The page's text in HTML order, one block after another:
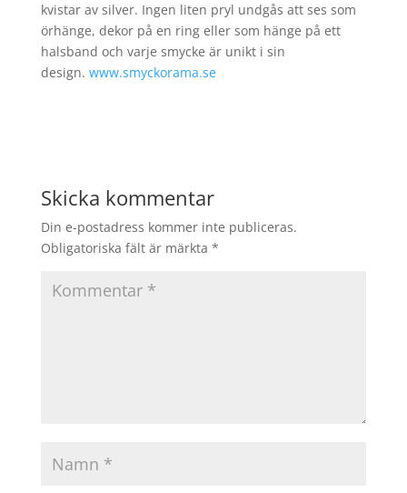
kvistar av silver. Ingen liten pryl undgås att ses som
örhänge, dekor på en ring eller som hänge på ett
halsband och varje smycke är unikt i sin
design. www.smyckorama.se
Skicka kommentar
Din e-postadress kommer inte publiceras.
Obligatoriska fält är märkta *